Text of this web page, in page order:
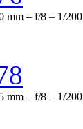
mm – f/8 – 1/200
mm – f/8 – 1/200